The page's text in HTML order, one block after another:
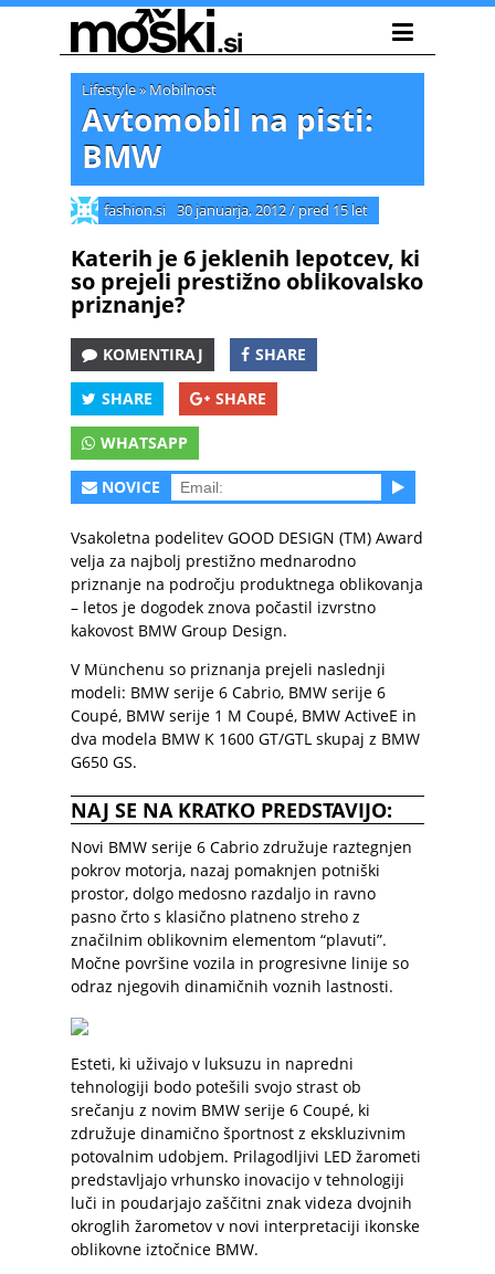
Lifestyle» Mobilnost
Avtomobil na pisti:
BMW
fashion.si 30 januarja, 2012/ pred 15 let
Katerih je 6 jeklenih lepotcev, ki
so prejeli prestižno oblikovalsko
priznanje?
KOMENTIRAJ SHARE
SHARE SHARE
WHATSAPP
NOVICE
Vsakoletna podelitev GOOD DESIGN (TM) Award
velja za najbolj prestižno mednarodno
priznanje na področju produktnega oblikovanja
– letos je dogodek znova počastil izvrstno
kakovost BMW Group Design.
V Münchenu so priznanja prejeli naslednji
modeli: BMW serije 6 Cabrio, BMW serije 6
Coupé, BMW serije 1 M Coupé, BMW ActiveE in
dva modela BMW K 1600 GT/GTL skupaj z BMW
G650 GS.
NAJ SE NA KRATKO PREDSTAVIJO:
Novi BMW serije 6 Cabrio združuje raztegnjen
pokrov motorja, nazaj pomaknjen potniški
prostor, dolgo medosno razdaljo in ravno
pasno črto s klasično platneno streho z
značilnim oblikovnim elementom “plavuti”.
Močne površine vozila in progresivne linije so
odraz njegovih dinamičnih voznih lastnosti.
Esteti, ki uživajo v luksuzu in napredni
tehnologiji bodo potešili svojo strast ob
srečanju z novim BMW serije 6 Coupé, ki
združuje dinamično športnost z ekskluzivnim
potovalnim udobjem. Prilagodljivi LED žarometi
predstavljajo vrhunsko inovacijo v tehnologiji
luči in poudarjajo zaščitni znak videza dvojnih
okroglih žarometov v novi interpretaciji ikonske
oblikovne iztočnice BMW.